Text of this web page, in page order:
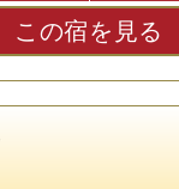
この宿を見る